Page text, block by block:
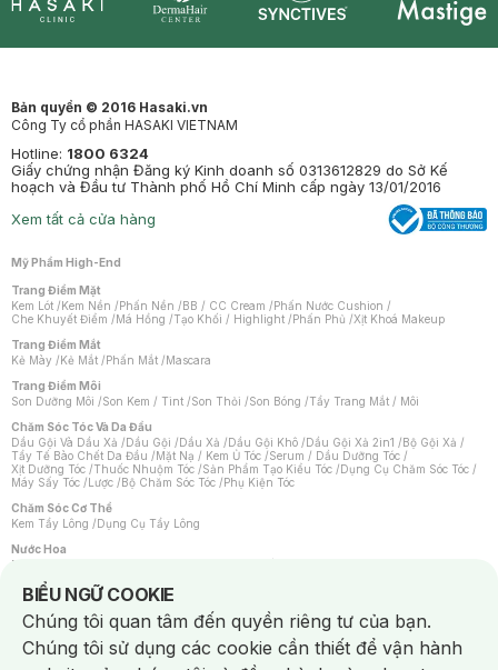
Bản quyền © 2016 Hasaki.vn
Công Ty cổ phần HASAKI VIETNAM
Hotline: 1800 6324
Giấy chứng nhận Đăng ký Kinh doanh số 0313612829 do Sở Kế
hoạch và Đầu tư Thành phố Hồ Chí Minh cấp ngày 13/01/2016
Xem tất cả cửa hàng
Mỹ Phẩm High-End
Trang Điểm Mặt
Kem Lót /Kem Nền /Phấn Nền /BB / CC Cream /Phấn Nước Cushion /
Che Khuyết Điểm /Má Hồng /Tạo Khối / Highlight /Phấn Phủ /Xịt Khoá Makeup
Trang Điểm Mắt
Kẻ Mày /Kẻ Mắt /Phấn Mắt /Mascara
Trang Điểm Môi
Son Dưỡng Môi /Son Kem / Tint /Son Thỏi /Son Bóng /Tẩy Trang Mắt / Môi
Chăm Sóc Tóc Và Da Đầu
Dầu Gội Và Dầu Xả /Dầu Gội /Dầu Xả /Dầu Gội Khô /Dầu Gội Xả 2in1 /Bộ Gội Xả /
Tẩy Tế Bào Chết Da Đầu /Mặt Nạ / Kem Ủ Tóc /Serum / Dầu Dưỡng Tóc /
Xịt Dưỡng Tóc /Thuốc Nhuộm Tóc /Sản Phẩm Tạo Kiểu Tóc /Dụng Cụ Chăm Sóc Tóc /
Máy Sấy Tóc /Lược /Bộ Chăm Sóc Tóc /Phụ Kiện Tóc
Chăm Sóc Cơ Thể
Kem Tẩy Lông /Dụng Cụ Tẩy Lông
Nước Hoa
Nước Hoa Nữ
Chăm Sóc Cá Nhân
Chống Muỗi /Khẩu Trang /Máy Massage/Mặt Nạ Xông Hơi /Nước Rửa Tay/
Sản Phẩm Chăm Sóc Khác /Bàn Chải Đánh Răng /Bàn Chải Điện/
Hỗ Trợ Trắng Răng/Kem Đánh Răng /Máy Tăm Nước/ Nước Súc Miệng/
Tăm / Chỉ Nha Khoa/ Xịt Thơm Miệng / Dung Dịch Vệ Sinh/Dưỡng Vùng Kín/
BIỂU NGỮ COOKIE
Notice about cookies usage
Chúng tôi quan tâm đến quyền riêng tư của bạn.
Chúng tôi sử dụng các cookie cần thiết để vận hành